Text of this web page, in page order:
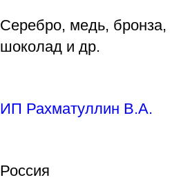
Серебро, медь, бронза,
шоколад и др.
ИП Рахматуллин В.А.
Россия